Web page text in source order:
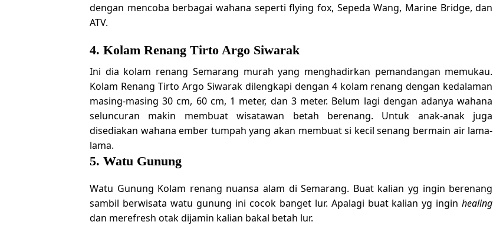
dengan mencoba berbagai wahana seperti flying fox, Sepeda Wang, Marine Bridge, dan
ATV.
4. Kolam Renang Tirto Argo Siwarak
Ini dia kolam renang Semarang murah yang menghadirkan pemandangan memukau.
Kolam Renang Tirto Argo Siwarak dilengkapi dengan 4 kolam renang dengan kedalaman
masing-masing 30 cm, 60 cm, 1 meter, dan 3 meter. Belum lagi dengan adanya wahana
seluncuran makin membuat wisatawan betah berenang. Untuk anak-anak juga
disediakan wahana ember tumpah yang akan membuat si kecil senang bermain air lama-
lama.
5. Watu Gunung
Watu Gunung Kolam renang nuansa alam di Semarang. Buat kalian yg ingin berenang
sambil berwisata watu gunung ini cocok banget lur. Apalagi buat kalian yg inginhealing
dan merefresh otak dijamin kalian bakal betah lur.